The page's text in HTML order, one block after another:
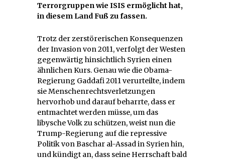
Terrorgruppen wie ISIS ermöglicht hat,
in diesem Land Fuß zu fassen.
Trotz der zerstörerischen Konsequenzen
der Invasion von 2011, verfolgt der Westen
gegenwärtig hinsichtlich Syrien einen
ähnlichen Kurs. Genau wie die Obama-
Regierung Gaddafi 2011 verurteilte, indem
sie Menschenrechtsverletzungen
hervorhob und darauf beharrte, dass er
entmachtet werden müsse, um das
libysche Volk zu schützen, weist nun die
Trump-Regierung auf die repressive
Politik von Baschar al-Assad in Syrien hin,
und kündigt an, dass seine Herrschaft bald